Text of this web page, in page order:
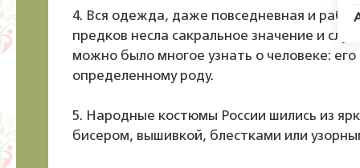
4. Вся одежда, даже повседневная и
предков несла сакральное значение и
можно было многое узнать о человеке:
определенному роду.
5. Народные костюмы России шились из
бисером, вышивкой, блестками или